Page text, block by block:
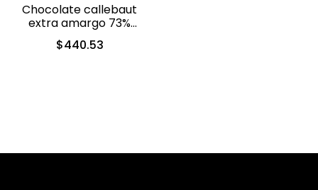
Chocolate callebaut
extra amargo 73%
cacao (40-804)
$440.53